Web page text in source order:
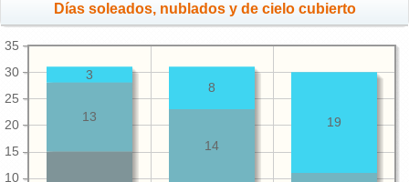
Días soleados, nublados y de cielo cubierto
10
15
20
25
30
35
14
13 19
8
3